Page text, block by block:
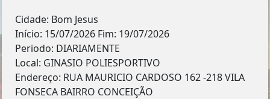
Cidade: Bom Jesus
Início: 15/07/2026 Fim: 19/07/2026
Periodo: DIARIAMENTE
Local: GINASIO POLIESPORTIVO
Endereço: RUA MAURICIO CARDOSO 162 -218 VILA
FONSECA BAIRRO CONCEIÇÃO